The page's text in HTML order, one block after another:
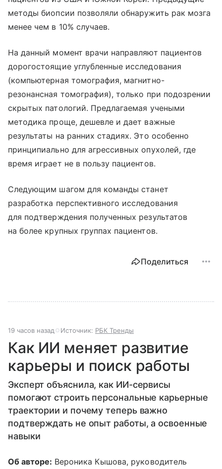
методы биопсии позволяли обнаружить рак мозга
менее чем в 10% случаев.
На данный момент врачи направляют пациентов
дорогостоящие углубленные исследования
(компьютерная томография, магнитно-
резонансная томография), только при подозрении
скрытых патологий. Предлагаемая учеными
методика проще, дешевле и дает важные
результаты на ранних стадиях. Это особенно
принципиально для агрессивных опухолей, где
время играет не в пользу пациентов.
Следующим шагом для команды станет
разработка перспективного исследования
для подтверждения полученных результатов
на более крупных группах пациентов.
Поделиться
19 часов назад Источник: РБК Тренды
Как ИИ меняет развитие
карьеры и поиск работы
Эксперт объяснила, как ИИ-сервисы
помогают строить персональные карьерные
траектории и почему теперь важно
подтверждать не опыт работы, а освоенные
навыки
Об авторе: Вероника Кышова, руководитель